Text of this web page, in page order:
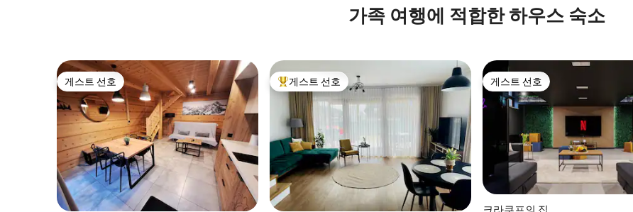
가족 여행에 적합한 하우스 숙소
게스트 선호
게스트 선호 상위 게스트 선호
게스트 선호 게스트 선호
게스트 선호